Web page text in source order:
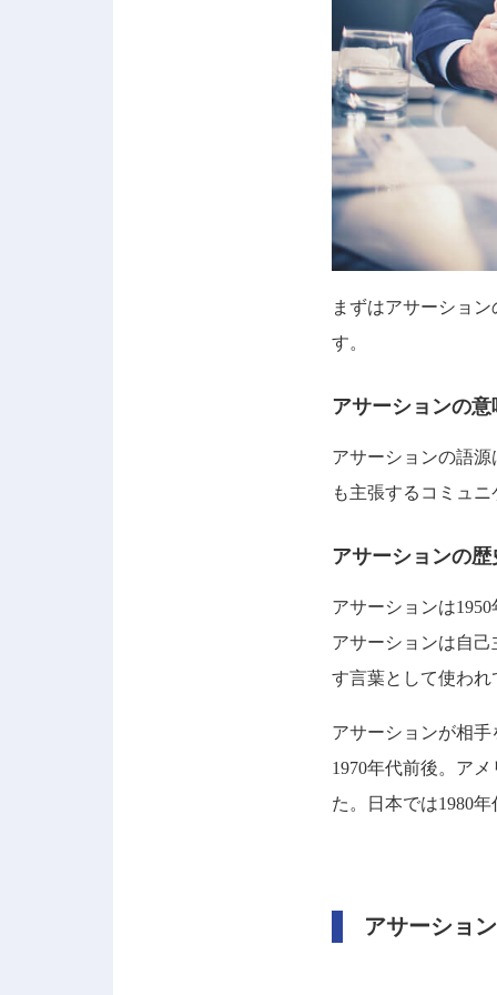
まずはアサーショ
す。
アサーションの意
アサーションの語源
も主張するコミュ
アサーションの歴
アサーションは
アサーションは自
す言葉として使わ
アサーションが相
1970年代前後。ア
た。日本では1980
アサーショ